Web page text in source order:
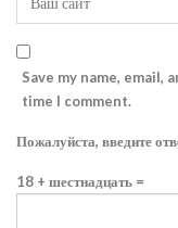
Save my name,
time I comment.
Пожалуйста, введите
18 + шестнадцать =